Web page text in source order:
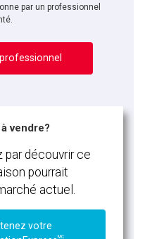
par un professionnel
vendre?
par découvrir ce
pourrait
actuel.
votre
MC